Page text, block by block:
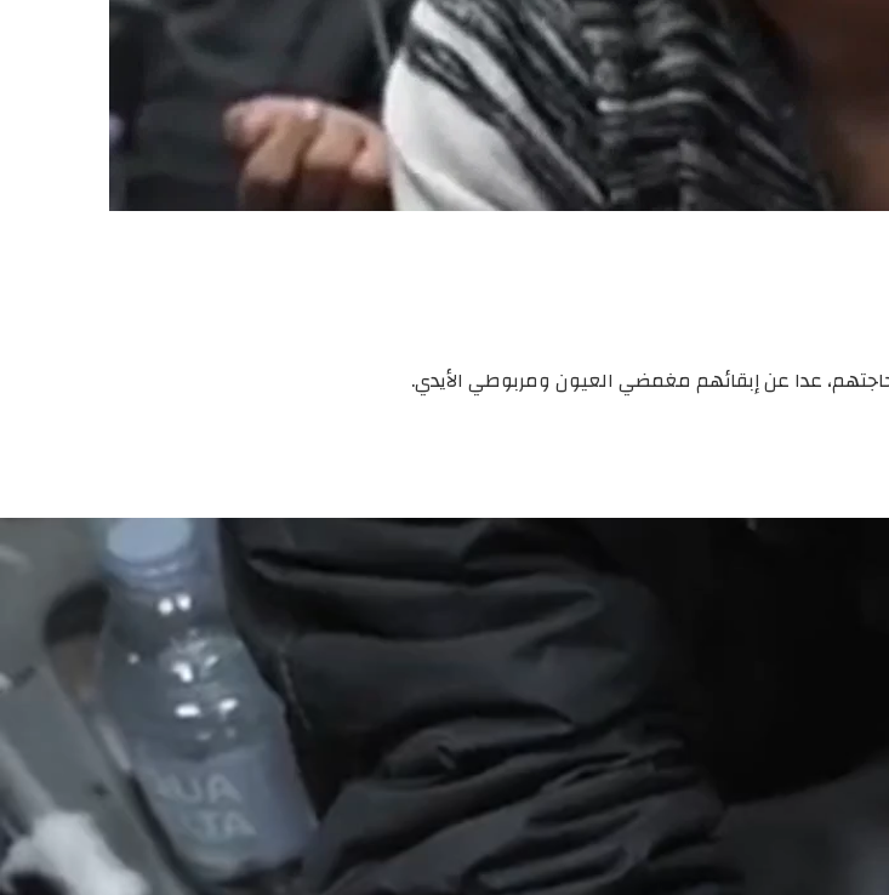
عدا عن إبقائهم مغمضي العيون ومربوطي الأيدي.